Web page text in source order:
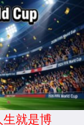
Study